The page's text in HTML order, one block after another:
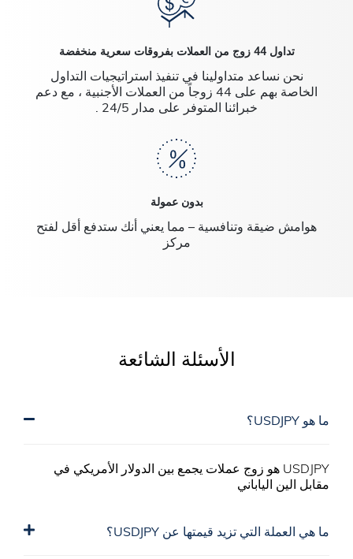
تداول 44 زوج من العملات بفروقات سعرية منخفضة
نحن نساعد متداولينا في تنفيذ استراتيجيات التداول
الخاصة بهم على 44 زوجاً من العملات الأجنبية ، مع دعم
خبرائنا المتوفر على مدار 24/5 .
بدون عمولة
هوامش ضيقة وتنافسية – مما يعني أنك ستدفع أقل لفتح
مركز
الأسئلة الشائعة
ما هو USDJPY؟
USDJPY هو زوج عملات يجمع بين الدولار الأمريكي في
مقابل الين الياباني
ما هي العملة التي تزيد قيمتها عن USDJPY؟